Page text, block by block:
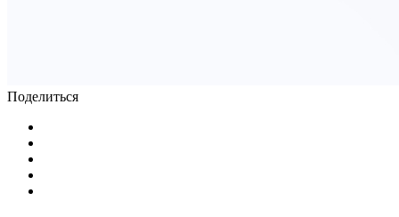
Поделиться